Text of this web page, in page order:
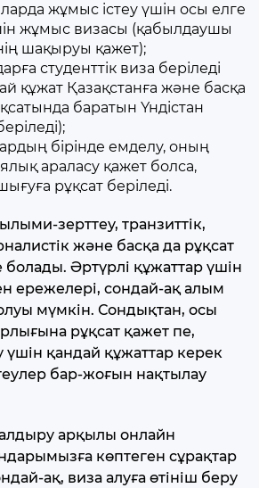
жұмыс істеу үшін осы елге
жұмыс визасы (қабылдаушы
шақыруы қажет);
студенттік виза беріледі
құжат Қазақстанға және басқа
баратын Үндістан
бірінде емделу, оның
араласу қажет болса,
рұқсат беріледі.
зерттеу, транзиттік,
және басқа да рұқсат
болады. Әртүрлі құжаттар үшін
ережелері, сондай-ақ алым
мүмкін. Сондықтан, осы
рұқсат қажет пе,
қандай құжаттар керек
бар-жоғын нақтылау
арқылы онлайн
көптеген сұрақтар
ақ, виза алуға өтініш беру